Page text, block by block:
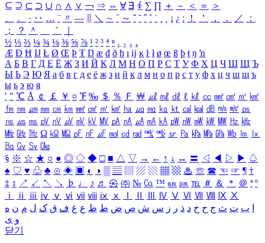
⊆ ⊇ ⊂ ⊃ ∪ ∩ ∧ ∨ ￢ ⇒ ⇔ ∀ ∃ ∮ ∑ ∏ ＋ － ＜ ＝
＞
、
。 · ‥ … ¨ 〃 ― ＼ ∼ ´ ～ ˇ ˘ ˝ ˚ ˙ ¸ ¡ ¿ ː ！ ＇ ， ． ／
：
；
？ ＾ ｀
½ ⅓ ⅔ ¼ ¾ ⅛ ⅜ ⅝ ⅞ ¹ ² ³ ⁴ ⁿ ₁ ₂ ₃ ₄
Æ Ð Ħ Ĳ Ł Ø Œ Þ Ŧ Ŋ æ đ ð ħ ı ĳ ĸ ŀ ł ø œ ß þ ŧ ŋ ŉ
А Б В Г Д Е Ё Ж З И Й К Л М Н О П Р С Т У Ф Х Ц Ч Ш Щ Ъ
Ы Ь Э Ю Я а б в г д е ё ж з и й к л м н о п р с т у ф х ц ч ш щ ъ
ы ь э ю я
′ ″ ℃ Å ￠ ￡ ￥ ¤ ℉ ‰ ＄ ％ Ｆ ￦ ㎕ ㎖ ㎗ ℓ ㎘ ㏄ ㎣ ㎤ ㎥ ㎦
㎙ ㎚ ㎛ ㎜ ㎝ ㎞ ㎟ ㎠ ㎡ ㎢ ㏊ ㎍ ㎎ ㎏ ㏏ ㎈ ㎉ ㏈ ㎧ ㎨ ㎰
㎱ ㎲ ㎳ ㎴ ㎵ ㎶ ㎷ ㎸ ㎹ ㎀ ㎁ ㎂ ㎃ ㎄ ㎺ ㎻ ㎽ ㎾ ㎿ ㎐ ㎑
㎒ ㎓ ㎔ Ω ㏀ ㏁ ㎊ ㎋ ㎌ ㏖ ㏅ ㎭ ㎮ ㎯ ㏛ ㎩ ㎪ ㎫ ㎬ ㏝ ㏐
㏓
㏃ ㏉ ㏜ ㏆
§ ※ ☆ ★ ○ ● ◎ ◇ ◆ □ ■ △ ▽ → ← ↑ ↓ ↔ 〓 ◁ ◀ ▷ ▶ ♤
♠ ♡ ♥ ♧ ♣ ⊙ ◈ ▣ ◐ ◑ ▒ ▤ ▨ ▧ ▦ ▩ ♨ ☏ ☎ ☜ ☞ ¶ †
‡ ↕ ↗ ↙ ↖ ↘ ♭ ♩ ♪ ♬ ㉿ ㈜ № ㏇ ™ ㏂ ㏘ ℡ ＃ ＆ ＊ ＠ ª º
ⅰ
ⅱ ⅲ ⅳ ⅴ ⅵ ⅶ ⅷ ⅸ ⅹ Ⅳ Ⅴ Ⅵ Ⅶ Ⅷ Ⅸ Ⅹ
ب ت ث ج ح خ د ذ ر ز س ش ص ض ط ظ ع غ ف ق ک ل م ن ه
و ی
닫기